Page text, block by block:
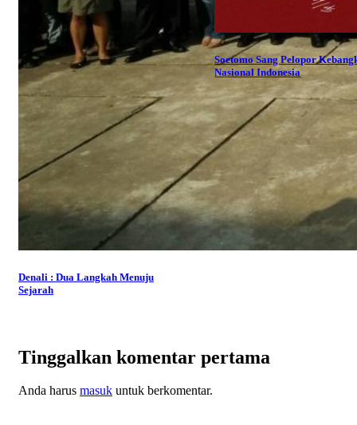
Denali : Dua Langkah Menuju
Sejarah
Soetomo Sang Pelopor
Nasional Indonesia
Tinggalkan komentar pertama
Anda harus masuk untuk berkomentar.